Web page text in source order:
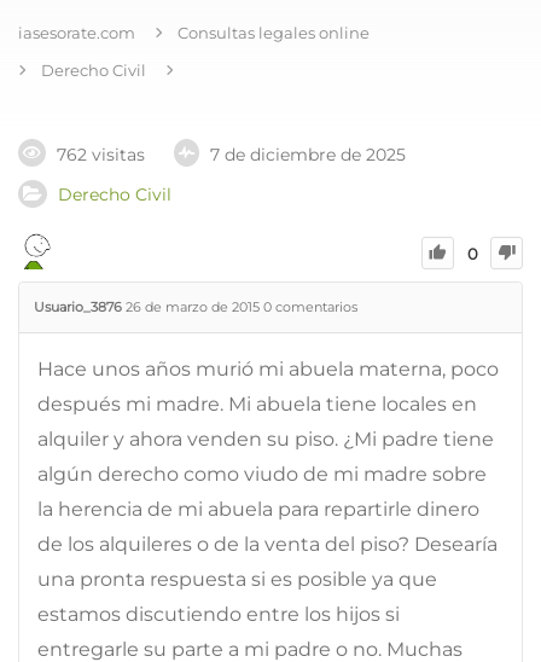
iasesorate.com
Consultas legales online
Derecho Civil
762 visitas
7 de diciembre de 2025
Derecho Civil
0
Usuario_3876 26 de marzo de 2015 0 comentarios
Hace unos años murió mi abuela materna, poco
después mi madre. Mi abuela tiene locales en
alquiler y ahora venden su piso. ¿Mi padre tiene
algún derecho como viudo de mi madre sobre
la herencia de mi abuela para repartirle dinero
de los alquileres o de la venta del piso? Desearía
una pronta respuesta si es posible ya que
estamos discutiendo entre los hijos si
entregarle su parte a mi padre o no. Muchas